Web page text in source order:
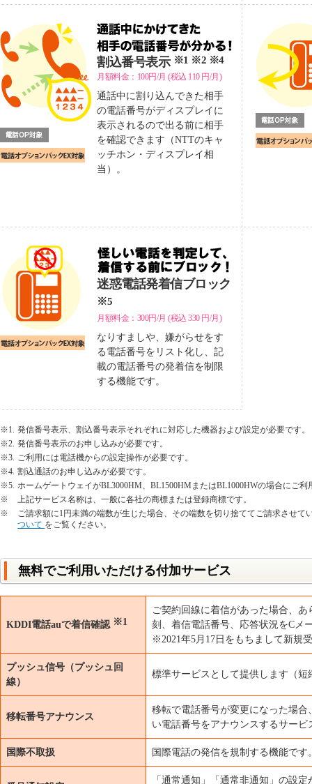
割込番号表示 ※1 ※2 ※4
月額料金：100円/月 (税込 110円/月)
通話中に割り込んできた相手
の電話番号がディスプレイに
表示されるので出る前に相手
を確認できます（NTTのキャ
ッチホン・ディスプレイ相
当）。
迷惑電話発着信ブロック
※5
月額料金：300円/月 (税込 330円/月)
なりすましや、嫌がらせをす
る電話番号をリスト化し、記
載の電話番号の発着信を制限
する機能です。
※1. 発信番号表示、割込番号表示それぞれに対応した機器および設定が必要です。
※2. 発信番号表示のお申し込みが必要です。
※3. ご利用には電話機からの設定操作が必要です。
※4. 割込通話のお申し込みが必要です。
※5. ホームゲートウェイがBL3000HM、BL1500HMまたはBL1000HWの場合にご利
※
上記サービス名称は、一般に各社の商標または登録商標です。
※
ご請求額に1円未満の端数が生じた場合、その端数を切り捨ててご請求させて
ついて をご覧ください。
無料でご利用いただける付加サービス
KDDI電話auで着信確認 ※1
ご契約回線に着信があった場合、
刻、着信電話番号、応答状況をCメ
※2021年5月17日をもちまして新規
プッシュ信号（プッシュ回
線）
標準サービスとして提供します（
移転番号アナウンス
移転で電話番号が変更になった場
い電話番号をアナウンスするサービ
国際不取扱 国際電話の発信を規制する機能です
「通常通知」「通常非通知」の設